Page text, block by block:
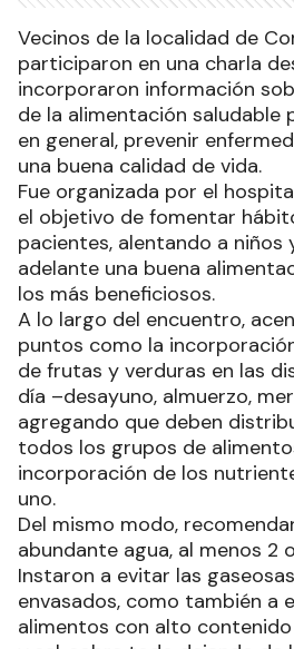
Vecinos de la localidad de
participaron en una charla
incorporaron información
de la alimentación saludable
en general, prevenir
una buena calidad de vida.
Fue organizada por el
el objetivo de fomentar
pacientes, alentando a niños
adelante una buena
los más beneficiosos.
A lo largo del encuentro,
puntos como la
de frutas y verduras en las
día –desayuno, almuerzo,
agregando que deben
todos los grupos de
incorporación de los
uno.
Del mismo modo,
abundante agua, al menos 2
Instaron a evitar las
envasados, como también a
alimentos con alto contenido